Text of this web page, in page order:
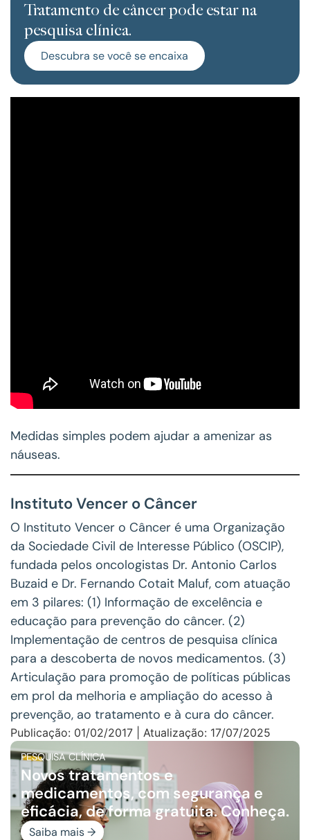
Tratamento de câncer pode estar na
pesquisa clínica.
Descubra se você se encaixa
Medidas simples podem ajudar a amenizar as
náuseas.
Instituto Vencer o Câncer
O Instituto Vencer o Câncer é uma Organização
da Sociedade Civil de Interesse Público (OSCIP),
fundada pelos oncologistas Dr. Antonio Carlos
Buzaid e Dr. Fernando Cotait Maluf, com atuação
em 3 pilares: (1) Informação de excelência e
educação para prevenção do câncer. (2)
Implementação de centros de pesquisa clínica
para a descoberta de novos medicamentos. (3)
Articulação para promoção de políticas públicas
em prol da melhoria e ampliação do acesso à
prevenção, ao tratamento e à cura do câncer.
Publicação: 01/02/2017 | Atualização: 17/07/2025
PESQUISA CLÍNICA
Novos tratamentos e
medicamentos, com segurança e
eficácia, de forma gratuita. Conheça.
Saiba mais →